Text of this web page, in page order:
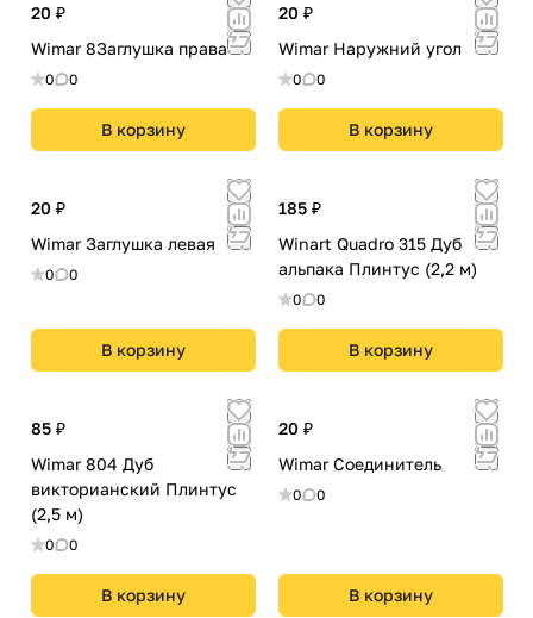
20 ₽
Wimar 8Заглушка правая
0 0
В корзину
20 ₽
Wimar Наружний угол
0 0
В корзину
20 ₽
Wimar Заглушка левая
0 0
В корзину
185 ₽
Winart Quadro 315 Дуб
альпака Плинтус (2,2 м)
0 0
В корзину
85 ₽
Wimar 804 Дуб
викторианский Плинтус
(2,5 м)
0 0
В корзину
20 ₽
Wimar Соединитель
0 0
В корзину